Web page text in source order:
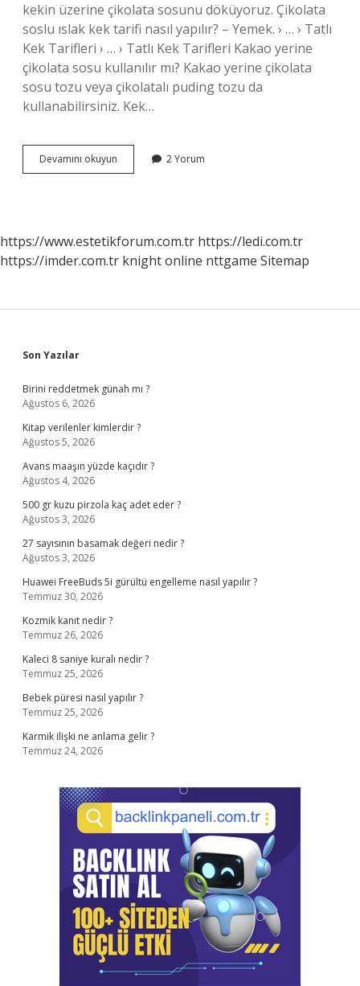
kekin üzerine çikolata sosunu döküyoruz. Çikolata
soslu ıslak kek tarifi nasıl yapılır? – Yemek. › … › Tatlı
Kek Tarifleri › … › Tatlı Kek Tarifleri Kakao yerine
çikolata sosu kullanılır mı? Kakao yerine çikolata
sosu tozu veya çikolatalı puding tozu da
kullanabilirsiniz. Kek…
Devamını okuyun
Üzerine
2 Yorum
https://www.estetikforum.com.tr https://ledi.com.tr
https://imder.com.tr knight online nttgame Sitemap
Sidebar
Son Yazılar
Birini reddetmek günah mı ?
Ağustos 6, 2026
Kitap verilenler kimlerdir ?
Ağustos 5, 2026
Avans maaşın yüzde kaçıdır ?
Ağustos 4, 2026
500 gr kuzu pirzola kaç adet eder ?
Ağustos 3, 2026
27 sayısının basamak değeri nedir ?
Ağustos 3, 2026
Huawei FreeBuds 5i gürültü engelleme nasıl yapılır ?
Temmuz 30, 2026
Kozmik kanıt nedir ?
Temmuz 26, 2026
Kaleci 8 saniye kuralı nedir ?
Temmuz 25, 2026
Bebek püresi nasıl yapılır ?
Temmuz 25, 2026
Karmik ilişki ne anlama gelir ?
Temmuz 24, 2026